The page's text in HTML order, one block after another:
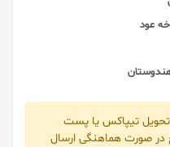
تیپاکس یا پست
در صورت هماهنگی ارسال